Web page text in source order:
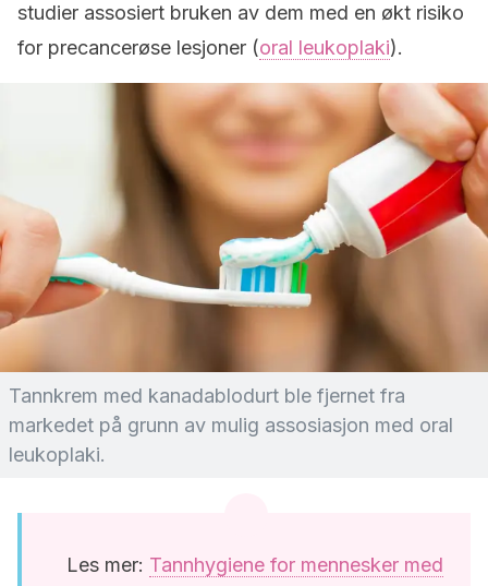
studier assosiert bruken av dem med en økt risiko
for precancerøse lesjoner (oral leukoplaki).
Tannkrem med kanadablodurt ble fjernet fra
markedet på grunn av mulig assosiasjon med oral
leukoplaki.
Les mer: Tannhygiene for mennesker med